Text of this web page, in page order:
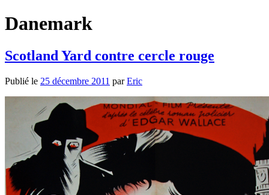
Danemark
Scotland Yard contre cercle rouge
Publié le 25 décembre 2011 parEric